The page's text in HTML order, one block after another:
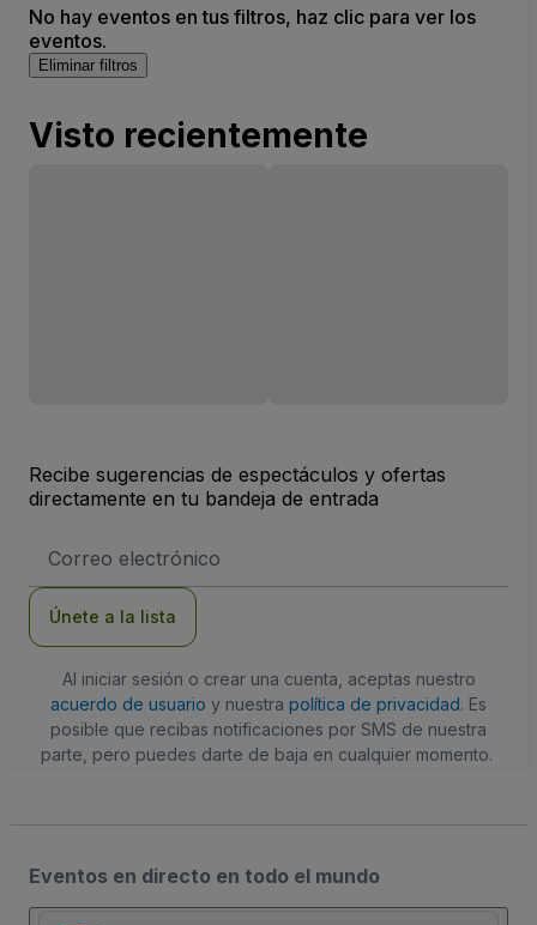
No hay eventos en tus filtros, haz clic para ver los
eventos.
Eliminar filtros
Visto recientemente
Recibe sugerencias de espectáculos y ofertas
directamente en tu bandeja de entrada
de
Únete a la lista
Al iniciar sesión o crear una cuenta, aceptas nuestro
acuerdo de usuario y nuestra política de privacidad. Es
posible que recibas notificaciones por SMS de nuestra
parte, pero puedes darte de baja en cualquier momento.
Eventos en directo en todo el mundo